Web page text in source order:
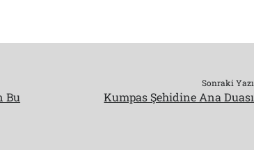
b
k
t et
Bu
Sonraki Yazı
Kumpas Şehidine Ana Duası